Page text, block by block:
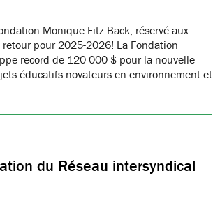
Monique-Fitz-Back, réservé aux
pour 2025-2026! La Fondation
record de 120 000 $ pour la nouvelle
éducatifs novateurs en environnement et
du Réseau intersyndical